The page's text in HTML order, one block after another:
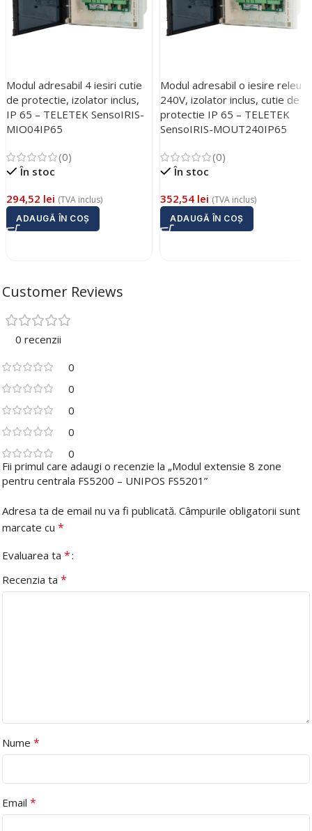
Modul adresabil 4 iesiri cutie
de protectie, izolator inclus,
IP 65 – TELETEK SensoIRIS-
MIO04IP65
(0)
În stoc
294,52 lei (TVA inclus)
ADAUGĂ ÎN COȘ
Modul adresabil o iesire releu
240V, izolator inclus, cutie de
protectie IP 65 – TELETEK
SensoIRIS-MOUT240IP65
(0)
În stoc
352,54 lei (TVA inclus)
ADAUGĂ ÎN COȘ
Customer Reviews
0 recenzii
0
0
0
0
0
Fii primul care adaugi o recenzie la „Modul extensie 8 zone
pentru centrala FS5200 – UNIPOS FS5201”
Adresa ta de email nu va fi publicată. Câmpurile obligatorii sunt
marcate cu *
Evaluarea ta *
Recenzia ta *
Nume *
Email *